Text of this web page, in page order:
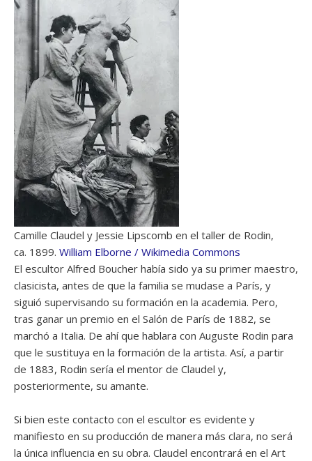
Camille Claudel y Jessie Lipscomb en el taller de Rodin,
ca. 1899. William Elborne / Wikimedia Commons
El escultor Alfred Boucher había sido ya su primer maestro,
clasicista, antes de que la familia se mudase a París, y
siguió supervisando su formación en la academia. Pero,
tras ganar un premio en el Salón de París de 1882, se
marchó a Italia. De ahí que hablara con Auguste Rodin para
que le sustituya en la formación de la artista. Así, a partir
de 1883, Rodin sería el mentor de Claudel y,
posteriormente, su amante.
Si bien este contacto con el escultor es evidente y
manifiesto en su producción de manera más clara, no será
la única influencia en su obra. Claudel encontrará en el Art